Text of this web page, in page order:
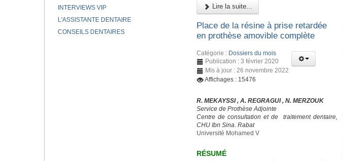
Lire la suite...
Place de la résine à prise retardée
en prothèse amovible complète
Catégorie : Dossiers du mois
Publication : 3 février 2020
Mis à jour : 26 novembre 2022
Affichages : 15476
R. MEKAYSSI , A. REGRAGUI , N. MERZOUK
Service de Prothèse Adjointe
Centre de consultation et de traitement dentaire,
CHU Ibn Sina. Rabat
Université Mohamed V
RÉSUMÉ
INTERVIEWS VIP
L'ASSISTANTE DENTAIRE
CONSEILS DENTAIRES